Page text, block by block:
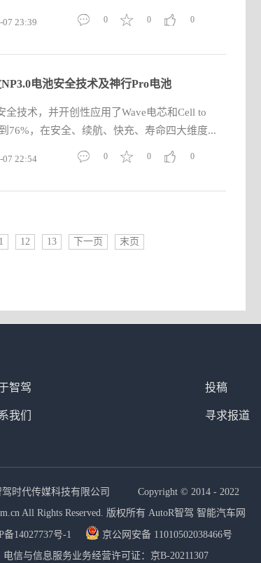
07 23:39 0
0
0
电池安全技术及神行Pro电池
全技术，并开创性应用了Wave电芯和Cell to
76%，在安全、续航、快充、寿命四大维度...
07 22:54 0
0
0
12 13 下一页 末页
智驾
我们
投稿
寻求报道
驾时代传媒科技有限公司 Copyright © 2014 - 2022
All Rights Reserved. 版权所有 AutoR智驾 智能汽车网
备14027737号-1
京公网安备 11010502038466号
电信与信息服务业务经营许可证：京B-20211307